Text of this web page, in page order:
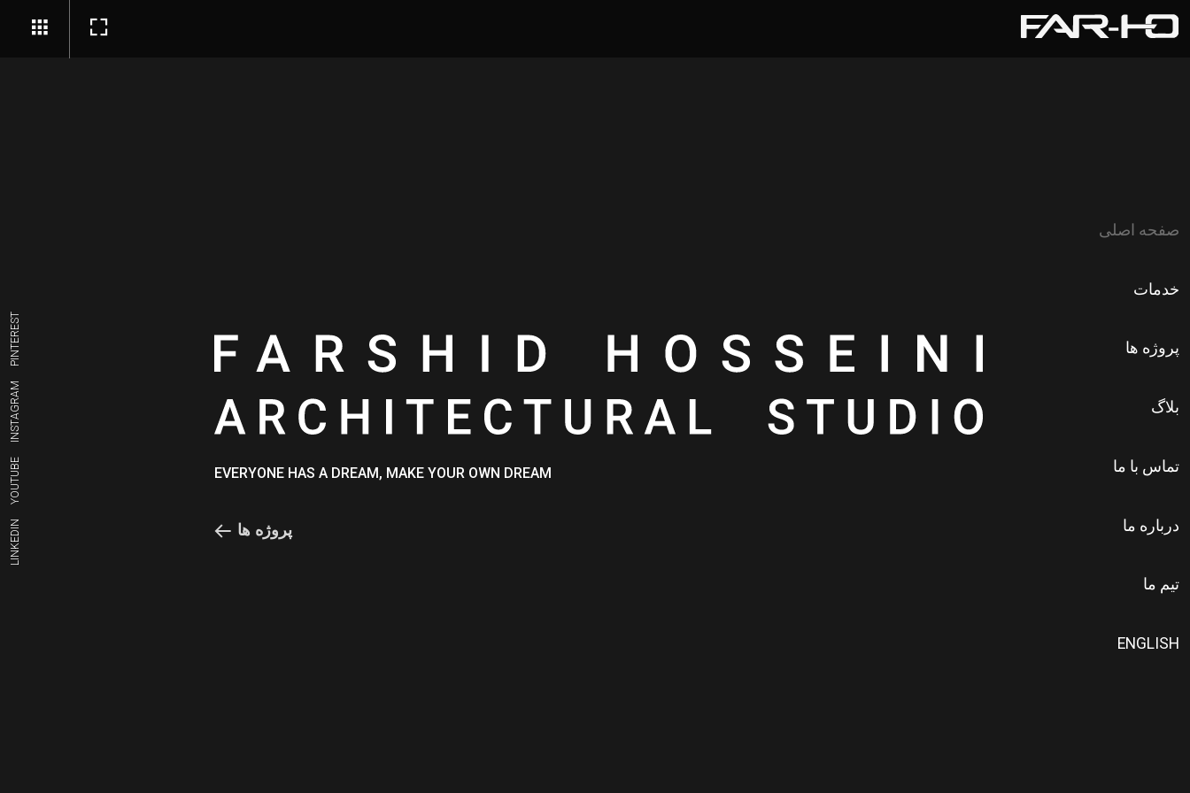
صفحه اصلی
خدمات
پروژه ها
بلاگ
تماس با ما
درباره ما
تیم ما
ENGLISH
EVERYONE HAS A DREAM, MAKE YOUR OWN DREAM
پروژه ها
PINTEREST
INSTAGRAM
YOUTUBE
LINKEDIN